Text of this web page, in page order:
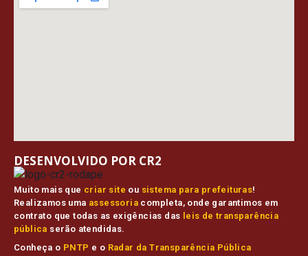
Muito mais que criar site ou sistema para prefeituras!
Realizamos uma assessoria completa, onde garantimos em
contrato que todas as exigências das leis de transparência
pública serão atendidas.
Conheça o PNTP e o Radar da Transparência Pública
DESENVOLVIDO POR CR2